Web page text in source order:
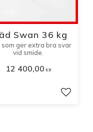
Swan 36 kg
som ger extra bra svar
vid smide.
12 400,00 KR
Lägg